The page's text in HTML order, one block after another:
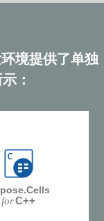
境提供了单独
：
forC++